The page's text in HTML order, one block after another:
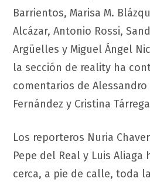
Barrientos, Marisa M.
Alcázar, Antonio Rossi,
Argüelles y Miguel Ángel
la sección de reality ha
comentarios de Alessandro
Fernández y Cristina
Los reporteros Nuria
Pepe del Real y Luis Aliaga
cerca, a pie de calle, toda